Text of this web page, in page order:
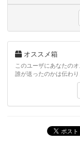
オススメ箱
このユーザにあなたの
誰が送ったのかは伝わり